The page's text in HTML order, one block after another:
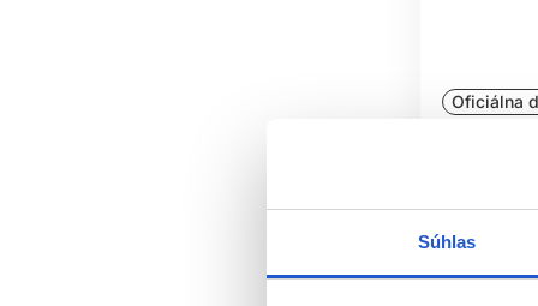
Súhlas
Silná parfumácia môže byť
Pri riedených dezinfekčných
povrch alebo zvýšiť zdravotné
Chemikálie nikdy nemiešajte, ak
Oficiálna
6.05 €